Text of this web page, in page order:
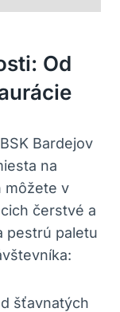
Od
Bardejov
na
môžete v
čerstvé a
pestrú paletu
šťavnatých